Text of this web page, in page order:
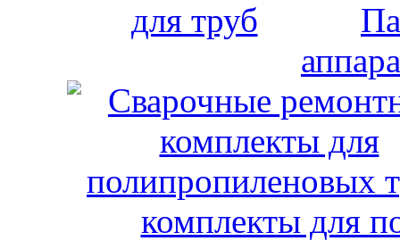
комплекты для